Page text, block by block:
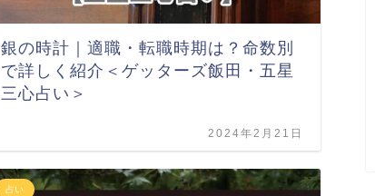
銀の時計｜適職・転職時期は？命数別
で詳しく紹介＜ゲッターズ飯田・五星
三心占い＞
2024年2月21日
占い